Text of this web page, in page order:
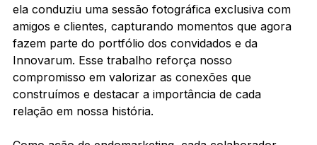
ela conduziu uma sessão fotográfica exclusiva com
amigos e clientes, capturando momentos que agora
fazem parte do portfólio dos convidados e da
Innovarum. Esse trabalho reforça nosso
compromisso em valorizar as conexões que
construímos e destacar a importância de cada
relação em nossa história.